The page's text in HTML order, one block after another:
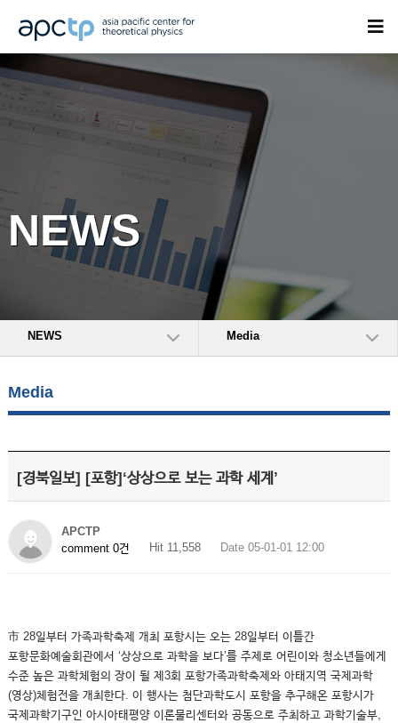
NEWS
NEWS Media
Media
[경북일보] [포항]‘상상으로 보는 과학 세계’
APCTP
comment 0건
Hit 11,558 Date 05-01-01 12:00
市 28일부터 가족과학축제 개최 포항시는 오는 28일부터 이틀간
포항문화예술회관에서 ‘상상으로 과학을 보다’를 주제로 어린이와 청소년들에게
수준 높은 과학체험의 장이 될 제3회 포항가족과학축제와 아태지역 국제과학
(영상)체험전을 개최한다. 이 행사는 첨단과학도시 포항을 추구해온 포항시가
국제과학기구인 아시아태평양 이론물리센터와 공동으로 주최하고 과학기술부,